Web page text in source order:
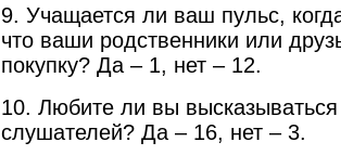
9. Учащается ли ваш пульс,
что ваши родственники или
покупку? Да – 1, нет – 12.
10. Любите ли вы высказываться
слушателей? Да – 16, нет – 3.